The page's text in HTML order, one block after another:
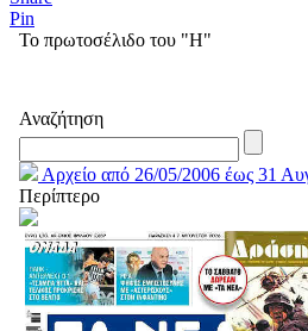
Pin
Το πρωτοσέλιδο του "Η"
Αναζήτηση
Αρχείο από 26/05/2006 έως 31
Περίπτερο